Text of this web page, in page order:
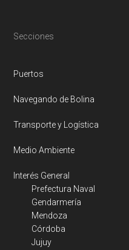
Footer
Secciones
Puertos
Navegando de Bolina
Transporte y Logística
Medio Ambiente
Interés General
Prefectura Naval
Gendarmería
Mendoza
Córdoba
Jujuy